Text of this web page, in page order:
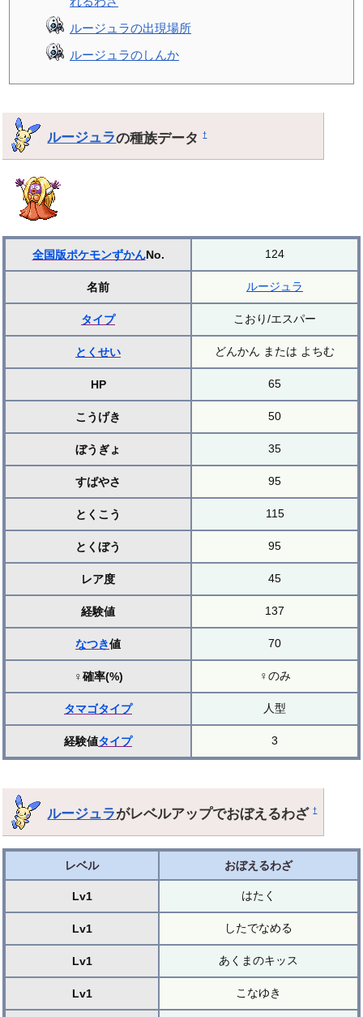
ルージュラの出現場所
ルージュラのしんか
ルージュラの種族データ†
全国版ポケモンずかんNo. 124
名前 ルージュラ
タイプ こおり/エスパー
とくせい どんかん または よちむ
HP 65
こうげき 50
ぼうぎょ 35
すばやさ 95
とくこう 115
とくぼう 95
レア度 45
経験値 137
なつき値 70
♀確率(%) ♀のみ
タマゴタイプ 人型
経験値タイプ 3
ルージュラがレベルアップでおぼえるわざ†
レベル おぼえるわざ
Lv1 はたく
Lv1 したでなめる
Lv1 あくまのキッス
Lv1 こなゆき